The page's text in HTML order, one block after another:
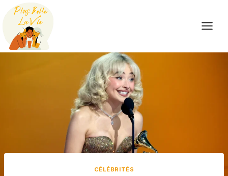
Skip
content
CÉLÉBRITÉS